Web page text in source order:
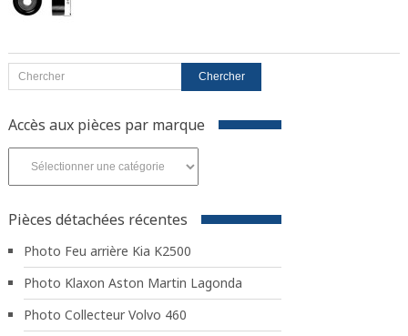
Accès aux pièces par marque
pièces
marque
Pièces détachées récentes
Photo Feu arrière Kia K2500
Photo Klaxon Aston Martin Lagonda
Photo Collecteur Volvo 460